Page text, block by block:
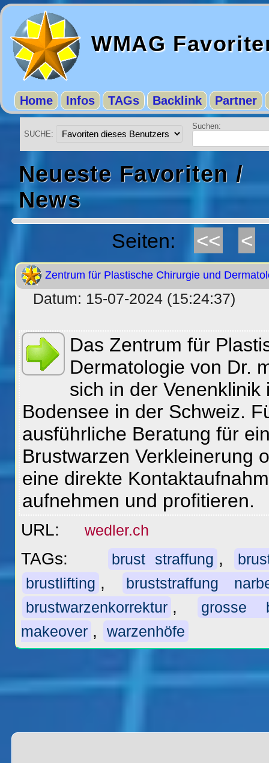
WMAG
Home Infos TAGs Backlink Partner
SUCHE:
Suchen:
Neueste Favoriten /
News
Seiten: << <
Zentrum für Plastische Chirurgie und
Datum: 15-07-2024 (15:24:37)
Das Zentrum für
Dermatologie von Dr.
sich in der
Bodensee in der Schweiz.
ausführliche Beratung für
Brustwarzen Verkleinerung
eine direkte
aufnehmen und profitieren.
URL: wedler.ch
TAGs: brust straffung ,
brustlifting ,
bruststraffung
brustwarzenkorrektur ,
grosse
makeover , warzenhöfe